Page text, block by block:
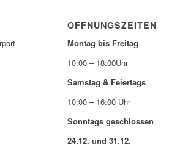
ÖFFNUNGSZEITEN
Montag bis Freitag
10:00 – 18:00Uhr
Samstag & Feiertags
10:00 – 16:00 Uhr
Sonntags geschlossen
24.12. und 31.12.